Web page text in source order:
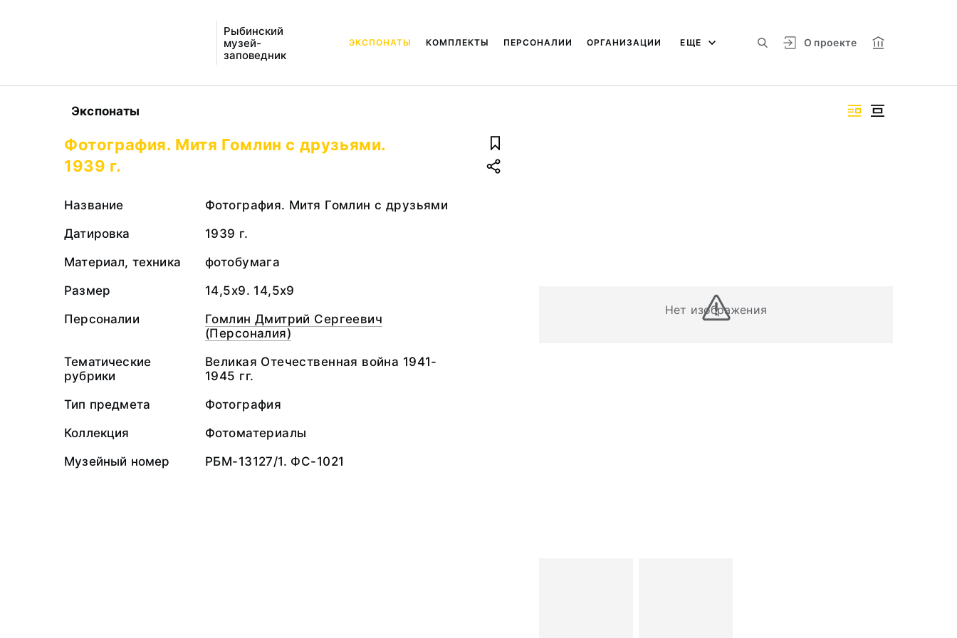
Рыбинский
музей-
заповедник
О проекте
ЭКСПОНАТЫ КОМПЛЕКТЫ ПЕРСОНАЛИИ ОРГАНИЗАЦИИ ЕЩЕ
Экспонаты
Нет изображения
Фотография. Митя Гомлин с друзьями.
1939 г.
Название
Фотография. Митя Гомлин с друзьями
Датировка
1939 г.
Материал, техника
фотобумага
Размер
14,5х9. 14,5х9
Персоналии
Гомлин Дмитрий Сергеевич
(Персоналия)
Тематические
рубрики
Великая Отечественная война 1941-
1945 гг.
Тип предмета
Фотография
Коллекция
Фотоматериалы
Музейный номер
РБМ-13127/1. ФС-1021